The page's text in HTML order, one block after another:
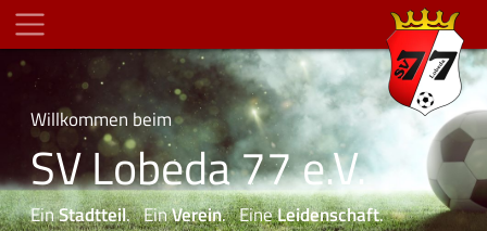
Willkommen beim
SV Lobeda 77 e.V.
EinStadtteil. EinVerein. EineLeidenschaft.